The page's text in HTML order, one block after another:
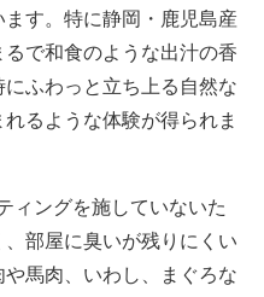
す。特に静岡・鹿児島産
で和食のような出汁の香
ふわっと立ち上る自然な
るような体験が得られま
ィングを施していないた
部屋に臭いが残りにくい
馬肉、いわし、まぐろな